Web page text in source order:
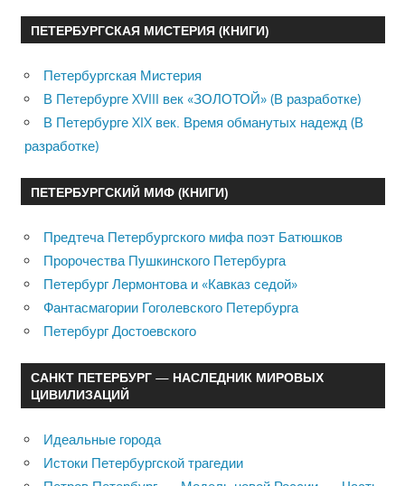
ПЕТЕРБУРГСКАЯ МИСТЕРИЯ (КНИГИ)
Петербургская Мистерия
В Петербурге XVIII век «ЗОЛОТОЙ» (В разработке)
В Петербурге XIX век. Время обманутых надежд (В
разработке)
ПЕТЕРБУРГСКИЙ МИФ (КНИГИ)
Предтеча Петербургского мифа поэт Батюшков
Пророчества Пушкинского Петербурга
Петербург Лермонтова и «Кавказ седой»
Фантасмагории Гоголевского Петербурга
Петербург Достоевского
САНКТ ПЕТЕРБУРГ — НАСЛЕДНИК МИРОВЫХ
ЦИВИЛИЗАЦИЙ
Идеальные города
Истоки Петербургской трагедии